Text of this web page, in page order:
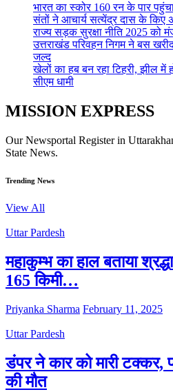
भारत का स्कोर 160 रन के पार
संतों ने आचार्य सत्येंद्र दास के किए
राज्य सड़क सुरक्षा नीति 2025 को
उत्तराखंड परिवहन निगम ने बस
जल्द
खेलों का हब बन रहा टिहरी, झील में
सीएम धामी
MISSION EXPRESS
Our Newsportal Register in
State News.
Trending News
View All
Uttar Pardesh
महाकुम्भ का हाल बताया
165 किमी…
Priyanka Sharma February 11, 2025
Uttar Pardesh
डंपर ने कार को मारी टक्कर,
की मौत